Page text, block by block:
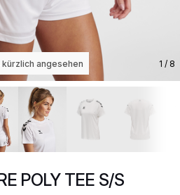
angesehen 1 / 8
POLY TEE S/S